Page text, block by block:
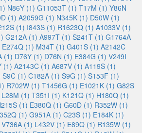
N86Y (1) G11053T (1) T17M (1) Y86N
(1) A2059G (1) N345K (1) D50W (1)
(1) I843S (1) R1623Q (1) A1033V (1)
G212A (1) A997T (1) S241T (1) G1764A
E274Q (1) M34T (1) G401S (1) A2142C
(1) D76Y (1) D76N (1) E384G (1) V249I
(1) A2143C (1) A687V (1) A119S (1)
S9C (1) C182A (1) S9G (1) S153F (1)
R702W (1) T1456G (1) E1021K (1) G82S
L28M (1) T351I (1) K121Q (1) H180Q (1)
(1) E380Q (1) G60D (1) R352W (1)
(1) G951A (1) C23S (1) E184K (1)
V736A (1) L432V (1) E89Q (1) R135W (1)